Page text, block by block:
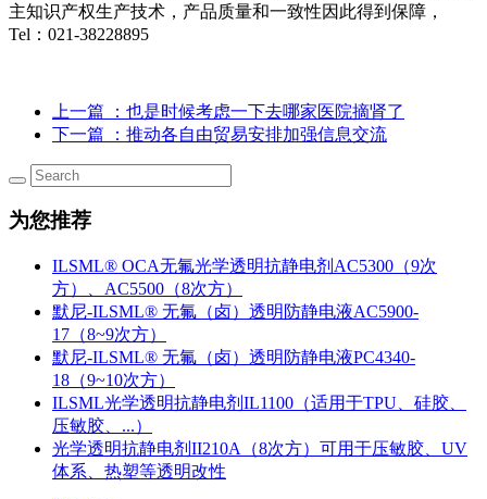
主知识产权生产技术，产品质量和一致性因此得到保障，
Tel：021-38228895
上一篇
：也是时候考虑一下去哪家医院摘肾了
下一篇
：推动各自由贸易安排加强信息交流
为您推荐
ILSML® OCA无氟光学透明抗静电剂AC5300（9次
方）、AC5500（8次方）
默尼-ILSML® 无氟（卤）透明防静电液AC5900-
17（8~9次方）
默尼-ILSML® 无氟（卤）透明防静电液PC4340-
18（9~10次方）
ILSML光学透明抗静电剂IL1100（适用于TPU、硅胶、
压敏胶、...）
光学透明抗静电剂II210A（8次方）可用于压敏胶、UV
体系、热塑等透明改性